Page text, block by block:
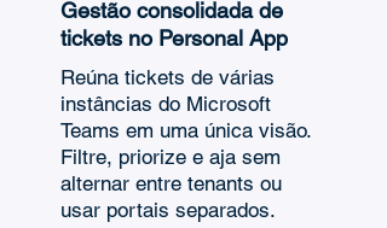
Gestão consolidada de
tickets no Personal App
Reúna tickets de várias
instâncias do Microsoft
Teams em uma única visão.
Filtre, priorize e aja sem
alternar entre tenants ou
usar portais separados.